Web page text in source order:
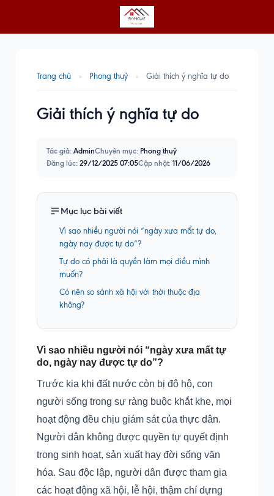
Trang chủ » Phong thuỷ » Giải thích ý nghĩa tự do
Giải thích ý nghĩa tự do
Tác giả: AdminChuyên mục: Phong thuỷ
Đăng lúc: 29/12/2025 07:05Cập nhật: 11/06/2026
Mục lục bài viết
Vì sao nhiều người nói “ngày xưa mất tự do,
ngày nay được tự do”?
Tự do có phải là quyền làm mọi điều mình
muốn?
Có nên so sánh xã hội với thời thuộc địa
không?
Vì sao nhiều người nói “ngày xưa mất tự
do, ngày nay được tự do”?
Trước kia khi đất nước còn bị đô hộ, con
người sống trong sự ràng buộc khắt khe, mọi
hoạt động đều chịu giám sát của thực dân.
Người dân không được quyền tự quyết định
trong sinh hoạt, sản xuất hay đời sống văn
hóa. Sau độc lập, người dân được tham gia
các hoạt động xã hội, lễ hội, thậm chí dựng